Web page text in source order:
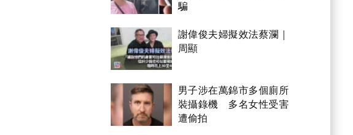
騙
謝偉俊夫婦擬效法蔡瀾｜
周顯
男子涉在萬錦市多個廁所
裝攝錄機 多名女性受害
遭偷拍